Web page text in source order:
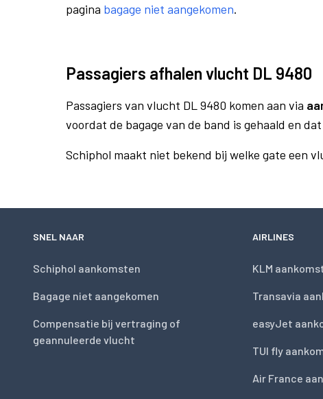
pagina bagage niet aangekomen.
Passagiers afhalen vlucht DL 9480
Passagiers van vlucht DL 9480 komen aan via
voordat de bagage van de band is gehaald en
Schiphol maakt niet bekend bij welke gate een
SNEL NAAR
Schiphol aankomsten
Bagage niet aangekomen
Compensatie bij vertraging of
geannuleerde vlucht
AIRLINES
KLM
Transavia
easyJet
TUI fly
Air France